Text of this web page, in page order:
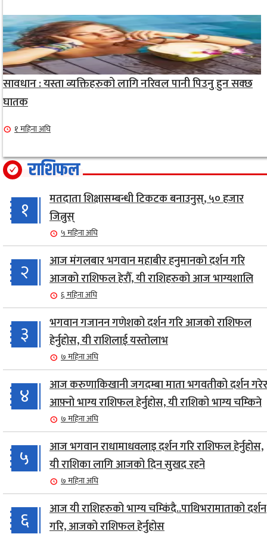
सावधान : यस्ता व्यक्तिहरुको लागि नरिवल पानी पिउनु हुन सक्छ
घातक
१ महिना अघि
राशिफल
१
मतदाता शिक्षासम्बन्धी टिकटक बनाउनुस्, ५० हजार
जित्नुस्
५ महिना अघि
२
आज मंगलबार भगवान महाबीर हनुमानको दर्शन गरि
आजको राशिफल हेरौँ, यी राशिहरुको आज भाग्यशालि
६ महिना अघि
३
भगवान गजानन गणेशको दर्शन गरि आजको राशिफल
हेर्नुहोस, यी राशिलाई यस्तोलाभ
७ महिना अघि
४
आज करुणाकिखानी जगदम्बा माता भगवतीको दर्शन
आफ़्नो भाग्य राशिफल हेर्नुहोस, यी राशिको भाग्य चम्किने
७ महिना अघि
५
आज भगवान राधामाधवलाइ दर्शन गरि राशिफल हेर्नुहोस,
यी राशिका लागि आजको दिन सुखद रहने
७ महिना अघि
६
आज यी राशिहरुको भाग्य चम्किंदै..पाथिभरामाताको दर्शन
गरि, आजको राशिफल हेर्नुहोस